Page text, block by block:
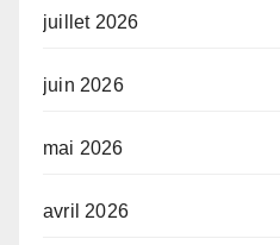
juillet 2026
juin 2026
mai 2026
avril 2026